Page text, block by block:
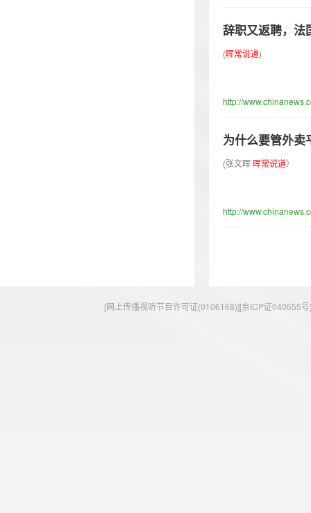
辞职又返聘，法
(晖常说道)
http://
为什么要管外卖
(张文晖晖常说道）
http://
[网上传播视听节目许可证(0106168)][京ICP证040655